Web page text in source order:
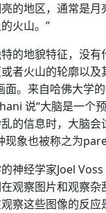
的地区，通常是月
火山。”
的地貌特征，没有
者火山的轮廓以及
面。来自哈佛大学
说“大脑是一个预
的信息时，大脑会
现象也被称之为
神经学家Joel
观察图片和观察杂
察这些图像的反应